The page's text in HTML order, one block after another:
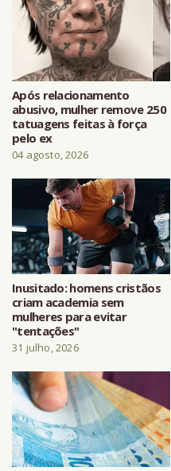
Após relacionamento
abusivo, mulher remove 250
tatuagens feitas à força
pelo ex
04 agosto, 2026
Inusitado: homens cristãos
criam academia sem
mulheres para evitar
"tentações"
31 julho, 2026